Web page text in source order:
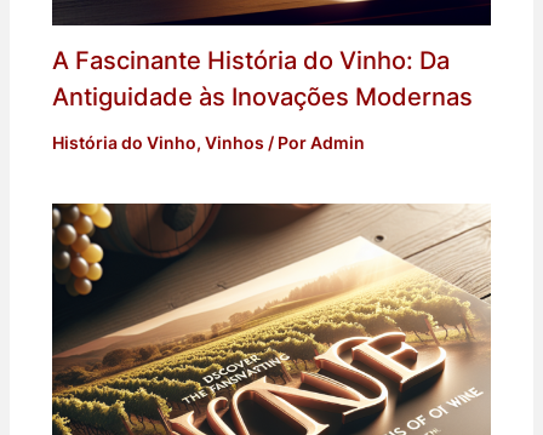
A Fascinante História do Vinho: Da
Antiguidade às Inovações Modernas
História do Vinho, Vinhos / PorAdmin